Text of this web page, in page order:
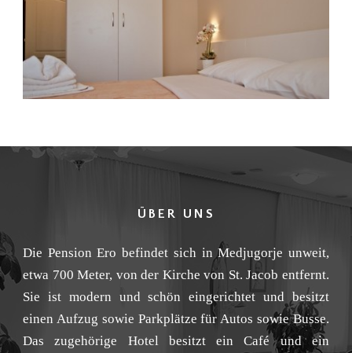
ÜBER UNS
Die Pension Ero befindet sich in Medjugorje unweit,
etwa 700 Meter, von der Kirche von St. Jacob entfernt.
Sie ist modern und schön eingerichtet und besitzt
einen Aufzug sowie Parkplätze für Autos sowie Busse.
Das zugehörige Hotel besitzt ein Café und ein